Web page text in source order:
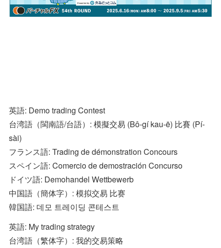
英語: Demo trading Contest
台湾語（閩南語/台語）: 模擬交易 (Bô-gí kau-ē) 比賽 (Pí-
sài)
フランス語: Trading de démonstration Concours
スペイン語: Comercio de demostración Concurso
ドイツ語: Demohandel Wettbewerb
中国語（簡体字）: 模拟交易 比赛
韓国語: 데모 트레이딩 콘테스트
英語: My trading strategy
台湾語（繁体字）: 我的交易策略